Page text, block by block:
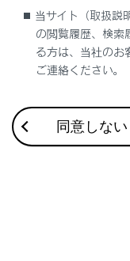
電子キーの電池交換
はい
当サイト（取扱説
の閲覧履歴、検索
る方は、当社の
ご連絡ください。
同意しない